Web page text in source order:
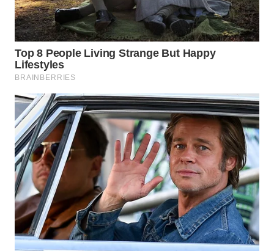
WN
PURWAKARTA
WN
PRIANGAN
TIMUR
WN
SEMARANG
WN
SOLO
WN
BOROBUDUR
WN